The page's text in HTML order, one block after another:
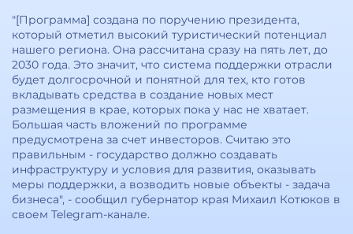
"[Программа] создана по поручению президента,
который отметил высокий туристический потенциал
нашего региона. Она рассчитана сразу на пять лет, до
2030 года. Это значит, что система поддержки отрасли
будет долгосрочной и понятной для тех, кто готов
вкладывать средства в создание новых мест
размещения в крае, которых пока у нас не хватает.
Большая часть вложений по программе
предусмотрена за счет инвесторов. Считаю это
правильным - государство должно создавать
инфраструктуру и условия для развития, оказывать
меры поддержки, а возводить новые объекты - задача
бизнеса", - сообщил губернатор края Михаил Котюков в
своем Telegram-канале.